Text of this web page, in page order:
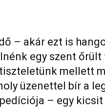
– akár ezt is
egy szent őrült
mellett
üzenettel bír a
– egy